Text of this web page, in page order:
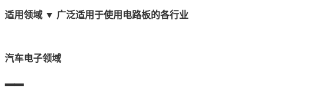
适用领域 ▼ 广泛适用于使用电路板的各行业
汽车电子领域
▂▂